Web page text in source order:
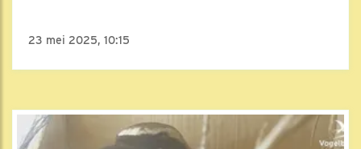
23 mei 2025, 10:15